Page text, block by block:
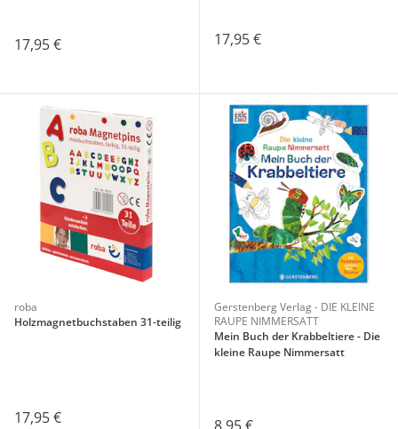
17,95 € 17,95 €
roba
Holzmagnetbuchstaben 31-teilig
17,95 €
Gerstenberg Verlag - DIE KLEINE
RAUPE NIMMERSATT
Mein Buch der Krabbeltiere - Die
kleine Raupe Nimmersatt